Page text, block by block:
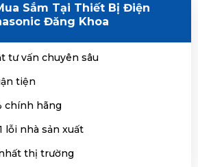
Sắm Tại Thiết Bị Điện
Đăng Khoa
tư vấn chuyên sâu
tiện
chính hãng
lỗi nhà sản xuất
thị trường